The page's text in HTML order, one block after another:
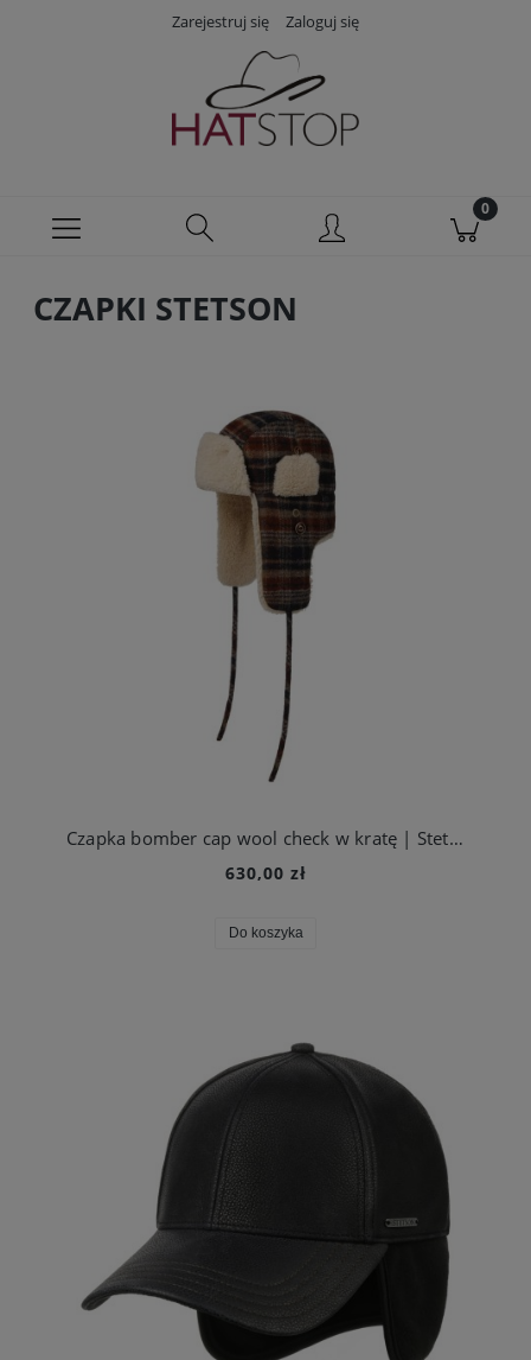
Zarejestruj się Zaloguj się
CZAPKI STETSON
Czapka bomber cap wool check w kratę | Stetson
630,00 zł
Do koszyka